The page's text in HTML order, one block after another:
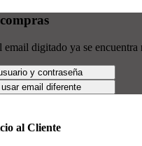
email digitado ya se encuentra
usuario y contraseña
email diferente
al Cliente